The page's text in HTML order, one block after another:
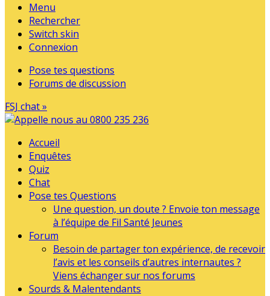
Menu
Rechercher
Switch skin
Connexion
Pose tes questions
Forums de discussion
FSJ chat »
Accueil
Enquêtes
Quiz
Chat
Pose tes Questions
Une question, un doute ? Envoie ton message
à l’équipe de Fil Santé Jeunes
Forum
Besoin de partager ton expérience, de recevoir
l’avis et les conseils d’autres internautes ?
Viens échanger sur nos forums
Sourds & Malentendants